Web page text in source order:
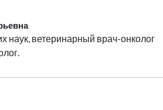
наук, ветеринарный врач-онколог